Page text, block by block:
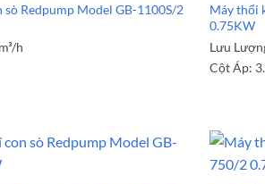
Redpump Model GB-1100S/2
h
Máy thổi
0.75KW
Lưu
Cột Áp: